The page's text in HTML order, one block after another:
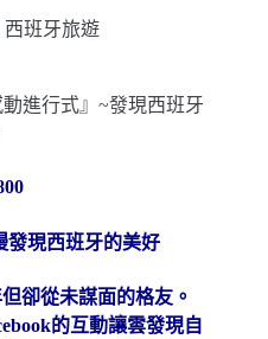
西班牙旅遊
發現西班牙的美好
卻從未謀面的格友。
的互動讓雲發現自